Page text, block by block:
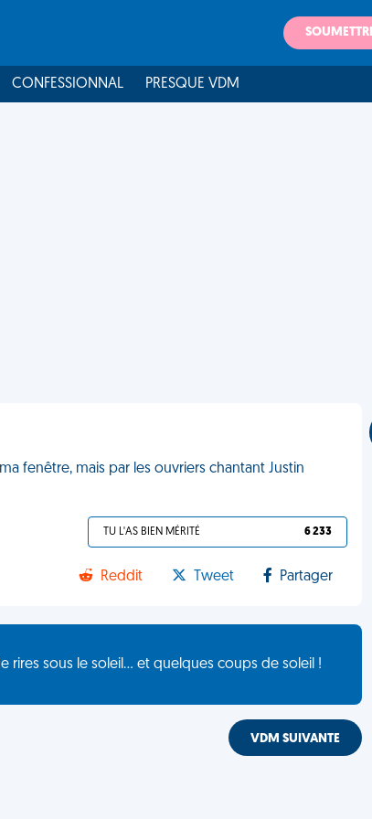
CONFESSIONNAL PRESQUE VDM
fenêtre, mais par les ouvriers chantant Justin
TU L'AS BIEN MÉRITÉ 6 233
Reddit Tweet Partager
sous le soleil... et quelques coups de soleil !
VDM SUIVANTE